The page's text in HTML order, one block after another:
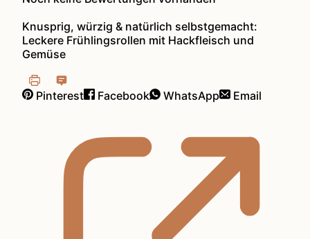
Knusprig, würzig & natürlich selbstgemacht:
Leckere Frühlingsrollen mit Hackfleisch und
Gemüse
Pinterest Facebook WhatsApp Email